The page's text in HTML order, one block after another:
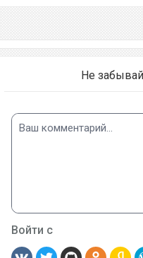
Не
Войти с